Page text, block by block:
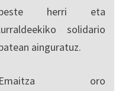
herri eta
solidario
ainguratuz.
Emaitza oro